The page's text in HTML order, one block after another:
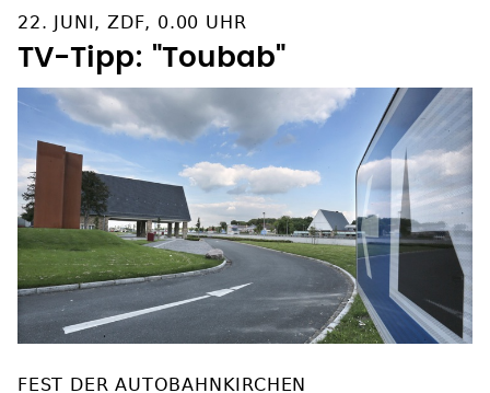
22. JUNI, ZDF, 0.00 UHR
TV-Tipp: "Toubab"